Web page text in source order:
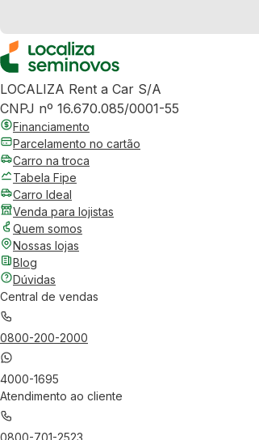
LOCALIZA Rent a Car S/A
CNPJ nº 16.670.085/0001-55
Financiamento
Parcelamento no cartão
Carro na troca
Tabela Fipe
Carro Ideal
Venda para lojistas
Quem somos
Nossas lojas
Blog
Dúvidas
Central de vendas
0800-200-2000
4000-1695
Atendimento ao cliente
0800-701-2523